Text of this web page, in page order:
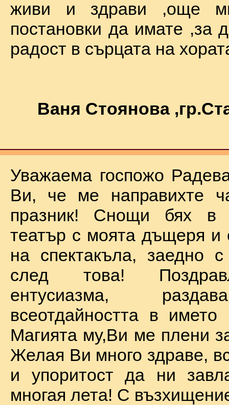
живи и здрави ,още
постановки да имате ,за
радост в сърцата на
Ваня Стоянова
Уважаема госпожо
Ви, че ме направихте
празник! Снощи бях в
театър с моята дъщеря и
на спектакъла, заедно с
след това!
ентусиазма,
всеотдайността в името
Магията му,Ви ме плени
Желая Ви много здраве,
и упоритост да ни
многая лета! С